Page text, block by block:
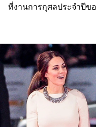
ที่งานการกุศลประจำปีข